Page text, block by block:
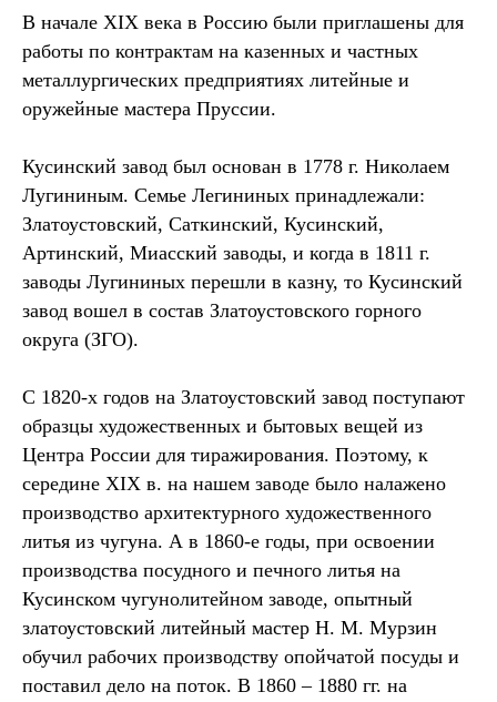
В начале XIX века в Россию были приглашены для
работы по контрактам на казенных и частных
металлургических предприятиях литейные и
оружейные мастера Пруссии.
Кусинский завод был основан в 1778 г. Николаем
Лугининым. Семье Легининых принадлежали:
Златоустовский, Саткинский, Кусинский,
Артинский, Миасский заводы, и когда в 1811 г.
заводы Лугининых перешли в казну, то Кусинский
завод вошел в состав Златоустовского горного
округа (ЗГО).
С 1820-х годов на Златоустовский завод поступают
образцы художественных и бытовых вещей из
Центра России для тиражирования. Поэтому, к
середине XIX в. на нашем заводе было налажено
производство архитектурного художественного
литья из чугуна. А в 1860-е годы, при освоении
производства посудного и печного литья на
Кусинском чугунолитейном заводе, опытный
златоустовский литейный мастер Н. М. Мурзин
обучил рабочих производству опойчатой посуды и
поставил дело на поток. В 1860 – 1880 гг. на